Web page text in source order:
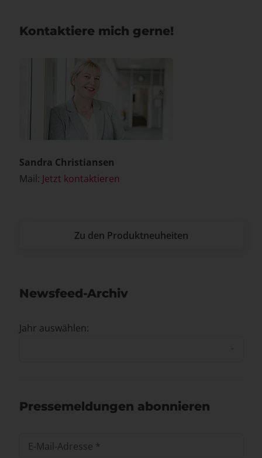
Kontaktiere mich gerne!
Sandra Christiansen
Mail: Jetzt kontaktieren
Zu den Produktneuheiten
Newsfeed-Archiv
Jahr auswählen:
Pressemeldungen abonnieren